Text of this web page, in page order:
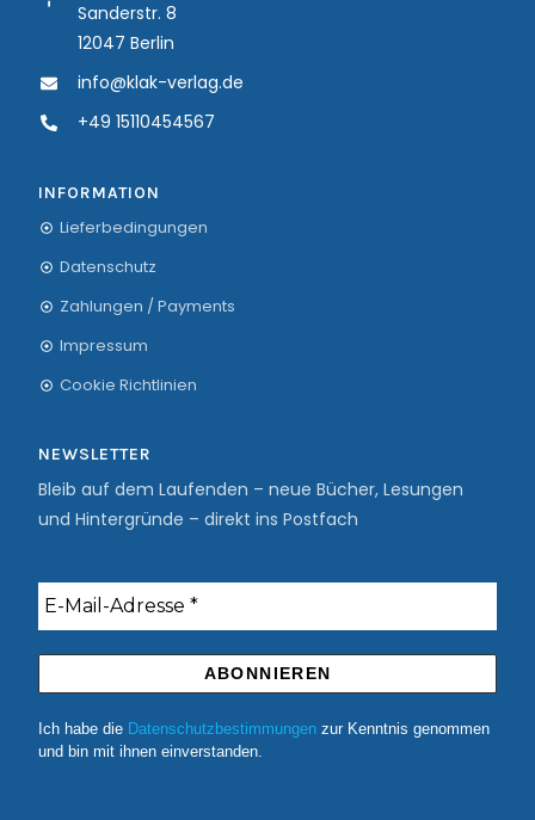
Sanderstr. 8
12047 Berlin
info@klak-verlag.de
+49 15110454567
INFORMATION
Lieferbedingungen
Datenschutz
Zahlungen / Payments
Impressum
Cookie Richtlinien
NEWSLETTER
Bleib auf dem Laufenden – neue Bücher, Lesungen
und Hintergründe – direkt ins Postfach
Ich habe die Datenschutzbestimmungen zur Kenntnis genommen
und bin mit ihnen einverstanden.